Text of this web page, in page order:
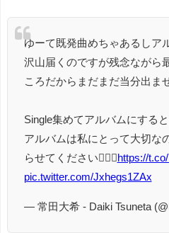
ゆーて既発曲めちゃあるしア
沢山届くのですが残念ながら
ころだからまだまだ当分出ま
Single集めてアルバムにする
アルバムは私にとって大切な
らせてください🙇🏻‍♂️ https://
pic.twitter.com/Jxhegs1ZAx
— 常田大希 - Daiki Tsuneta